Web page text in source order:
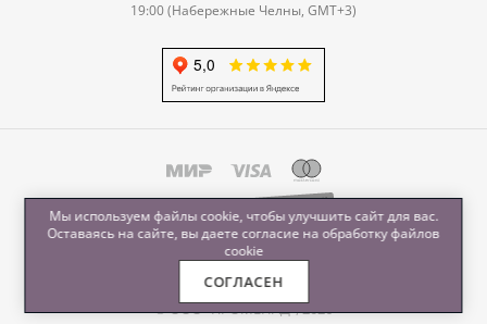
19:00 (Набережные Челны, GMT+3)
© ООО "ПРОМЕНАД", 2026
Мы используем файлы cookie, чтобы улучшить сайт для вас.
Оставаясь на сайте, вы даете согласие на обработкуфайлов
cookie
СОГЛАСЕН